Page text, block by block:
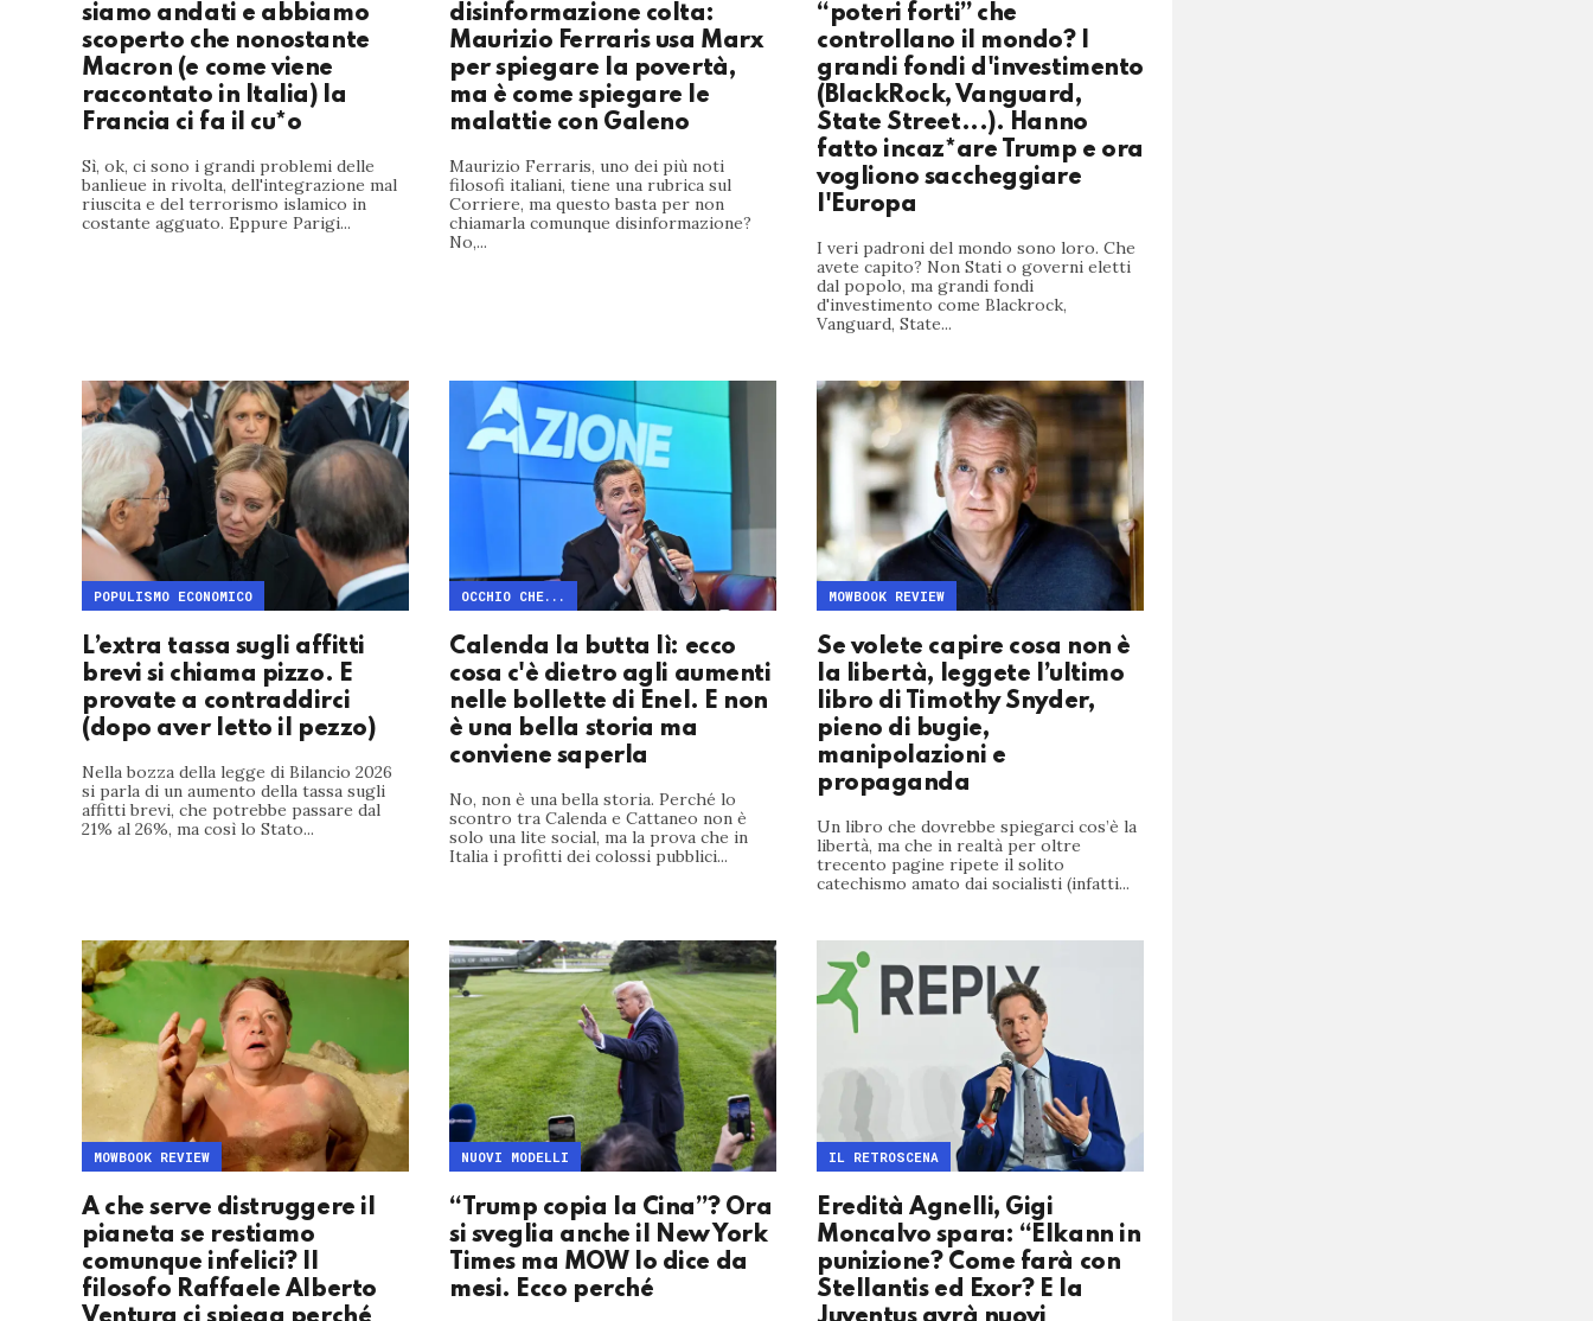
siamo andati e abbiamo
scoperto che nonostante
Macron (e come viene
raccontato in Italia) la
Francia ci fa il cu*o
Sì, ok, ci sono i grandi problemi delle
banlieue in rivolta, dell'integrazione mal
riuscita e del terrorismo islamico in
costante agguato. Eppure Parigi...
disinformazione colta:
Maurizio Ferraris usa Marx
per spiegare la povertà,
ma è come spiegare le
malattie con Galeno
Maurizio Ferraris, uno dei più noti
filosofi italiani, tiene una rubrica sul
Corriere, ma questo basta per non
chiamarla comunque disinformazione?
No,...
“poteri forti” che
controllano il mondo? I
grandi fondi d'investimento
(BlackRock, Vanguard,
State Street...). Hanno
fatto incaz*are Trump e ora
vogliono saccheggiare
l'Europa
I veri padroni del mondo sono loro. Che
avete capito? Non Stati o governi eletti
dal popolo, ma grandi fondi
d'investimento come Blackrock,
Vanguard, State...
L’extra tassa sugli affitti
brevi si chiama pizzo. E
provate a contraddirci
(dopo aver letto il pezzo)
Nella bozza della legge di Bilancio 2026
si parla di un aumento della tassa sugli
affitti brevi, che potrebbe passare dal
21% al 26%, ma così lo Stato...
POPULISMO ECONOMICO
Calenda la butta lì: ecco
cosa c'è dietro agli aumenti
nelle bollette di Enel. E non
è una bella storia ma
conviene saperla
No, non è una bella storia. Perché lo
scontro tra Calenda e Cattaneo non è
solo una lite social, ma la prova che in
Italia i profitti dei colossi pubblici...
OCCHIO CHE...
Se volete capire cosa non è
la libertà, leggete l’ultimo
libro di Timothy Snyder,
pieno di bugie,
manipolazioni e
propaganda
Un libro che dovrebbe spiegarci cos’è la
libertà, ma che in realtà per oltre
trecento pagine ripete il solito
catechismo amato dai socialisti (infatti...
MOWBOOK REVIEW
A che serve distruggere il
pianeta se restiamo
comunque infelici? Il
filosofo Raffaele Alberto
MOWBOOK REVIEW
“Trump copia la Cina”? Ora
si sveglia anche il New York
Times ma MOW lo dice da
mesi. Ecco perché
NUOVI MODELLI
Eredità Agnelli, Gigi
Moncalvo spara: “Elkann in
punizione? Come farà con
Stellantis ed Exor? E la
IL RETROSCENA